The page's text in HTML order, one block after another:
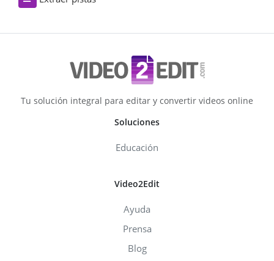
Tu solución integral para editar y convertir videos online
Soluciones
Educación
Video2Edit
Ayuda
Prensa
Blog